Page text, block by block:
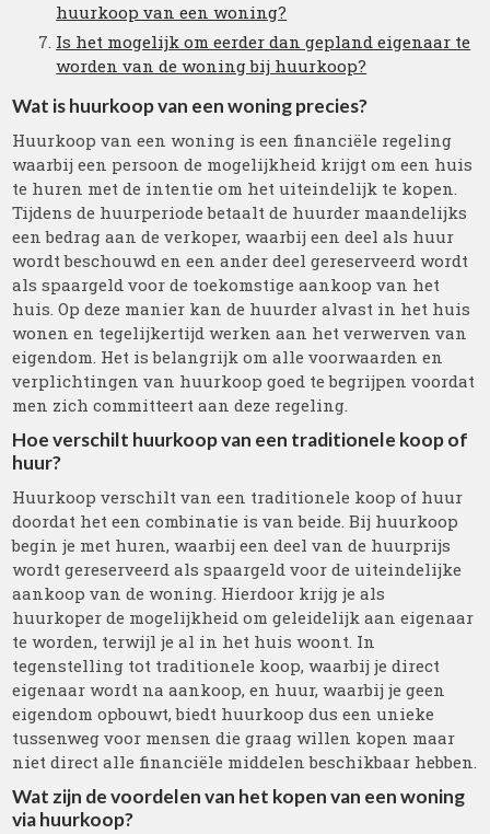
huurkoop van een woning?
Is het mogelijk om eerder dan gepland eigenaar te
worden van de woning bij huurkoop?
Wat is huurkoop van een woning precies?
Huurkoop van een woning is een financiële regeling
waarbij een persoon de mogelijkheid krijgt om een huis
te huren met de intentie om het uiteindelijk te kopen.
Tijdens de huurperiode betaalt de huurder maandelijks
een bedrag aan de verkoper, waarbij een deel als huur
wordt beschouwd en een ander deel gereserveerd wordt
als spaargeld voor de toekomstige aankoop van het
huis. Op deze manier kan de huurder alvast in het huis
wonen en tegelijkertijd werken aan het verwerven van
eigendom. Het is belangrijk om alle voorwaarden en
verplichtingen van huurkoop goed te begrijpen voordat
men zich committeert aan deze regeling.
Hoe verschilt huurkoop van een traditionele koop of
huur?
Huurkoop verschilt van een traditionele koop of huur
doordat het een combinatie is van beide. Bij huurkoop
begin je met huren, waarbij een deel van de huurprijs
wordt gereserveerd als spaargeld voor de uiteindelijke
aankoop van de woning. Hierdoor krijg je als
huurkoper de mogelijkheid om geleidelijk aan eigenaar
te worden, terwijl je al in het huis woont. In
tegenstelling tot traditionele koop, waarbij je direct
eigenaar wordt na aankoop, en huur, waarbij je geen
eigendom opbouwt, biedt huurkoop dus een unieke
tussenweg voor mensen die graag willen kopen maar
niet direct alle financiële middelen beschikbaar hebben.
Wat zijn de voordelen van het kopen van een woning
via huurkoop?